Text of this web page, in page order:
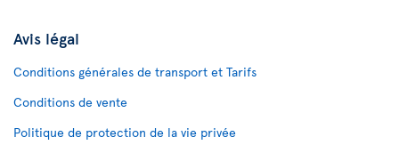
Avis légal
Conditions générales de transport et Tarifs
Conditions de vente
Politique de protection de la vie privée